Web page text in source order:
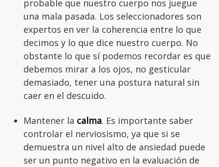
probable que nuestro cuerpo nos juegue
una mala pasada. Los seleccionadores son
expertos en ver la coherencia entre lo que
decimos y lo que dice nuestro cuerpo. No
obstante lo que sí podemos recordar es que
debemos mirar a los ojos, no gesticular
demasiado, tener una postura natural sin
caer en el descuido.
Mantener la calma. Es importante saber
controlar el nerviosismo, ya que si se
demuestra un nivel alto de ansiedad puede
ser un punto negativo en la evaluación de